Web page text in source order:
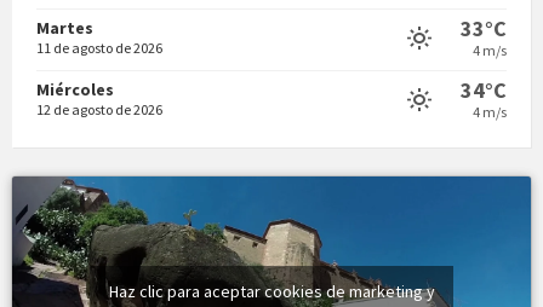
Vermuts a la Font. Hit parit
Martes
11 de agosto de 2026
33°C
4 m/s
Miércoles
12 de agosto de 2026
34°C
4 m/s
Haz clic para aceptar cookies de marketing y